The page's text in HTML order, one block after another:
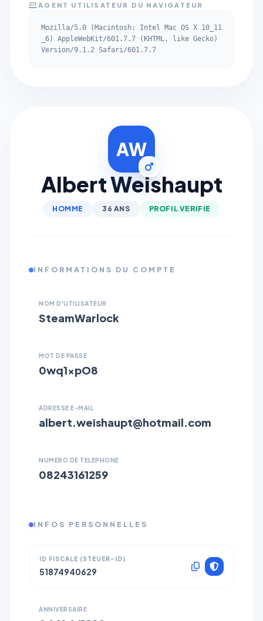
AGENT UTILISATEUR DU NAVIGATEUR
Mozilla/5.0 (Macintosh; Intel Mac OS X 10_11
_6) AppleWebKit/601.7.7 (KHTML, like Gecko)
Version/9.1.2 Safari/601.7.7
AW
Albert Weishaupt
HOMME 36 ANS PROFIL VERIFIE
INFORMATIONS DU COMPTE
NOM D'UTILISATEUR
SteamWarlock
MOT DE PASSE
0wq1xpO8
ADRESSE E-MAIL
albert.weishaupt@hotmail.com
NUMERO DE TELEPHONE
08243161259
INFOS PERSONNELLES
ID FISCALE (STEUER-ID)
51874940629
ANNIVERSAIRE